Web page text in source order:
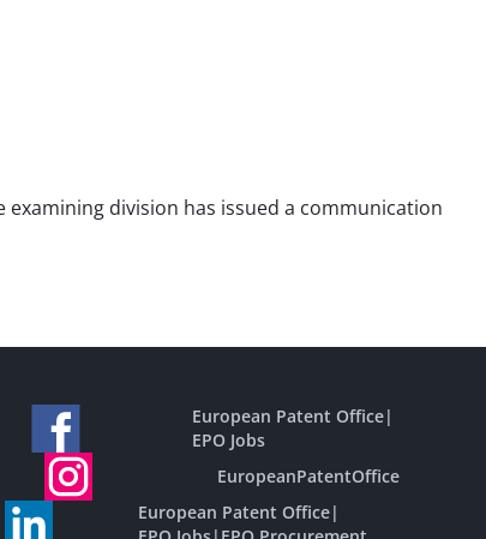
division has issued a communication
European Patent Office|
EPO Jobs
EuropeanPatentOffice
European Patent Office|